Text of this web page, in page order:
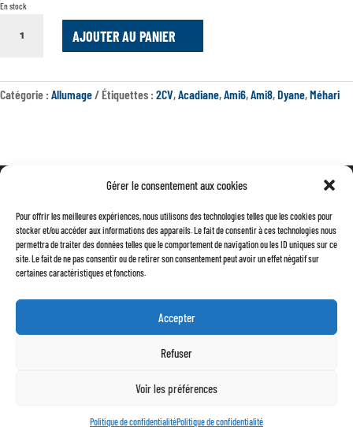
Gérer le consentement aux cookies
Pour offrir les meilleures expériences, nous utilisons des technologies telles que les cookies pour
stocker et/ou accéder aux informations des appareils. Le fait de consentir à ces technologies nous
permettra de traiter des données telles que le comportement de navigation ou les ID uniques sur ce
site. Le fait de ne pas consentir ou de retirer son consentement peut avoir un effet négatif sur
certaines caractéristiques et fonctions.
Accepter
Refuser
Voir les préférences
Politique de confidentialitéPolitique de confidentialité
En stock
DUCELLIER
12V
AJOUTER AU PANIER
Catégorie : Allumage Étiquettes : 2CV,Acadiane,Ami6,Ami8,Dyane,Méhari
Conditions générales de vente
Politique de confidentialité